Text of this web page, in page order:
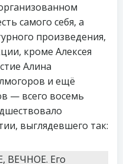
самого себя, а
произведения,
кроме Алексея
Алина
и ещё
— всего восемь
выглядевшего так:
ВЕЧНОЕ. Его